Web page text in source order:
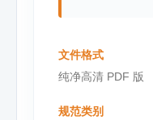
文件格式
纯净高清 PDF 版
规范类别